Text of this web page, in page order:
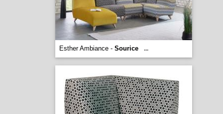
Esther Ambiance - Sourice ...